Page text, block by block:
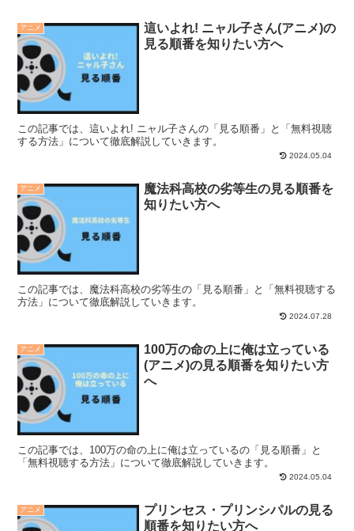
アニメ
這いよれ! ニャル子さん(アニメ)の
見る順番を知りたい方へ
この記事では、這いよれ! ニャル子さんの「見る順番」と「無料視聴
する方法」について徹底解説していきます。
2024.05.04
アニメ
魔法科高校の劣等生の見る順番を
知りたい方へ
この記事では、魔法科高校の劣等生の「見る順番」と「無料視聴する
方法」について徹底解説していきます。
2024.07.28
アニメ
100万の命の上に俺は立っている
(アニメ)の見る順番を知りたい方
へ
この記事では、100万の命の上に俺は立っているの「見る順番」と
「無料視聴する方法」について徹底解説していきます。
2024.05.04
アニメ
プリンセス・プリンシパルの見る
順番を知りたい方へ